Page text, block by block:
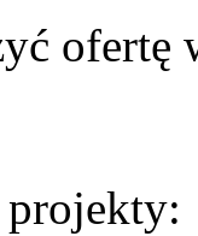
projekty: